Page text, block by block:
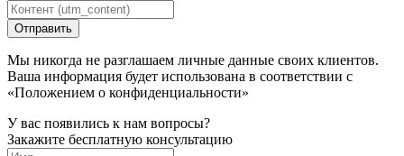
Мы никогда не разглашаем личные данные своих клиентов.
Ваша информация будет использована в соответствии с
«Положением о конфиденциальности»
У вас появились к нам вопросы?
Закажите бесплатную консультацию